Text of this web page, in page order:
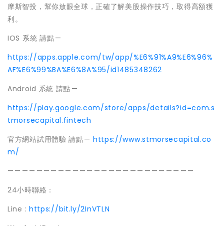
摩斯智投，幫你放眼全球，正確了解美股操作技巧，取得高額獲
利。
IOS 系統 請點 —
https://apps.apple.com/tw/app/%E6%91%A9%E6%96%
AF%E6%99%BA%E6%8A%95/id1485348262
Android 系統 請點 —
https://play.google.com/store/apps/details?id=com.s
tmorsecapital.fintech
官方網站試用體驗 請點 — https://www.stmorsecapital.co
m/
— — — — — — — — — — — — — — — — — — — — — — — — — —
24小時聯絡：
Line : https://bit.ly/2InVTLN